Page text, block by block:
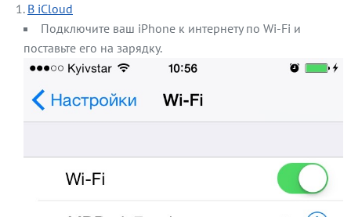
В iCloud
Подключите ваш iPhone к интернету по Wi-Fi и
поставьте его на зарядку.